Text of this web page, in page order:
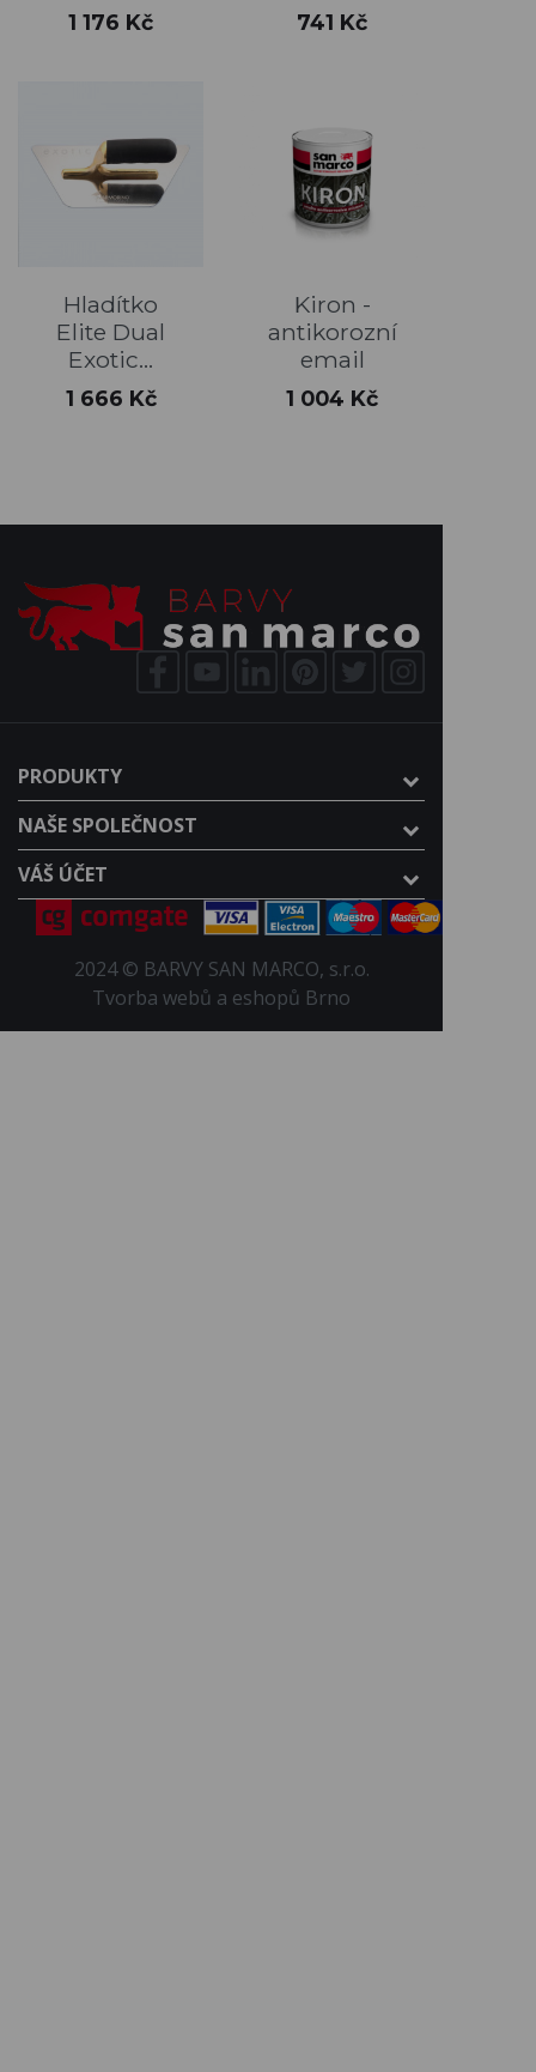
Cena
1 176 Kč Cena
741 Kč
Hladítko
Elite Dual
Exotic...
Cena
1 666 Kč
Kiron -
antikorozní
email
Cena
1 004 Kč
PRODUKTY
NAŠE SPOLEČNOST
VÁŠ ÚČET
2024 © BARVY SAN MARCO, s.r.o.
Tvorba webů a eshopů Brno